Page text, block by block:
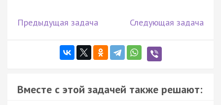
Предыдущая задача Следующая задача
Вместе с этой задачей также решают: